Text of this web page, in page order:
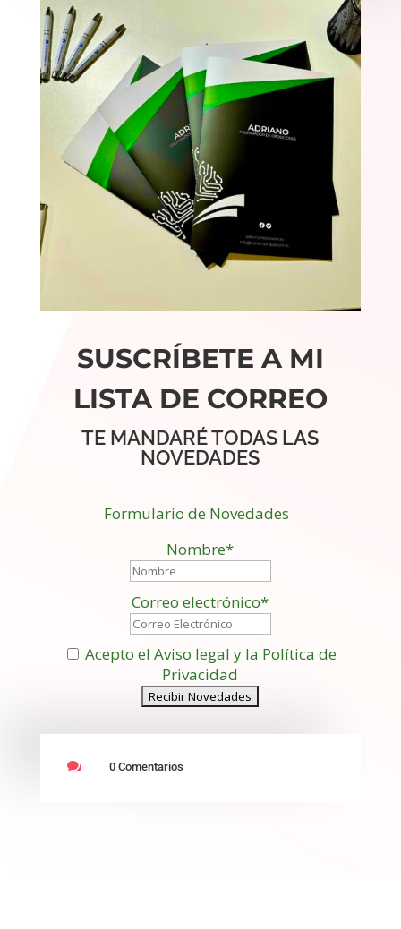
SUSCRÍBETE A MI
LISTA DE CORREO
TE MANDARÉ TODAS LAS
NOVEDADES
Formulario de Novedades
Nombre*
Correo electrónico*
Acepto el Aviso legal y la Política de
Privacidad
 0 Comentarios